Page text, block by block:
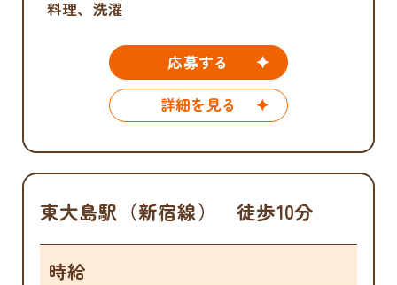
料理、洗濯
応募する
詳細を見る
東大島駅（新宿線） 徒歩10分
時給